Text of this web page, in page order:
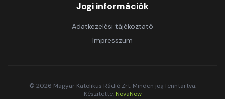
Jogi információk
Adatkezelési tájékoztató
Impresszum
© 2026 Magyar Katolikus Rádió Zrt. Minden jog fenntartva.
Készítette: NovaNow